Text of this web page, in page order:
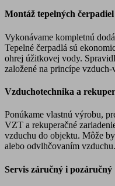
Montáž tepelných čerpadiel
Vykonávame kompletnú
Tepelné čerpadlá sú
ohrej úžitkovej vody.
založené na princípe vzduch-
Vzduchotechnika a
Ponúkame vlastnú výrobu,
VZT a rekuperačné
vzduchu do objektu. Môže
alebo odvlhčovaním vzduchu.
Servis záručný i pozáručný